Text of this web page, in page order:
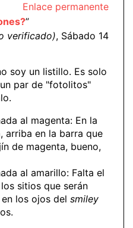
Enlace permanente
”
verificado), Sábado 14
soy un listillo. Es solo
par de "fotolitos"
al magenta: En la
arriba en la barra que
de magenta, bueno,
al amarillo: Falta el
sitios que serán
los ojos del smiley